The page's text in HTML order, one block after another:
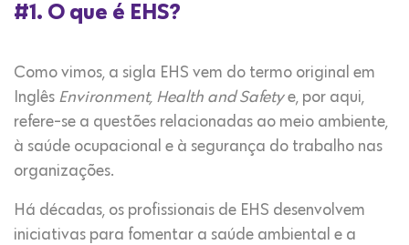
#1. O que é EHS?
Como vimos, a sigla EHS vem do termo original em
Inglês Environment, Health and Safetye, por aqui,
refere-se a questões relacionadas ao meio ambiente,
à saúde ocupacional e à segurança do trabalho nas
organizações.
Há décadas, os profissionais de EHS desenvolvem
iniciativas para fomentar a saúde ambiental e a